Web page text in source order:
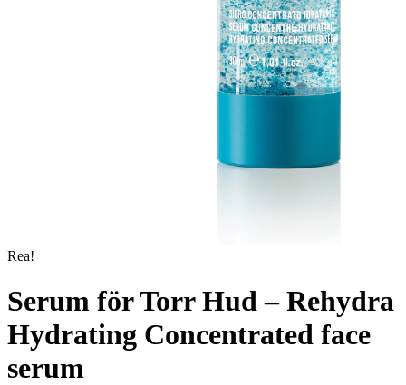
Rea!
Serum för Torr Hud – Rehydra
Hydrating Concentrated face
serum